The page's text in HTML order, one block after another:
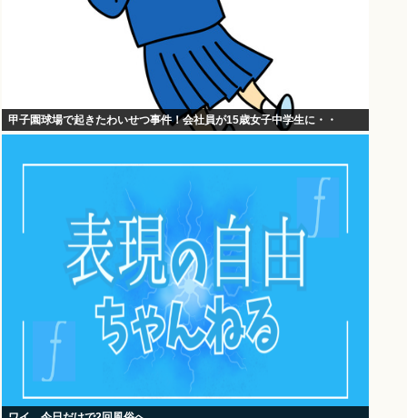
甲子園球場で起きたわいせつ事件！会社員が15歳女子中学生に・・